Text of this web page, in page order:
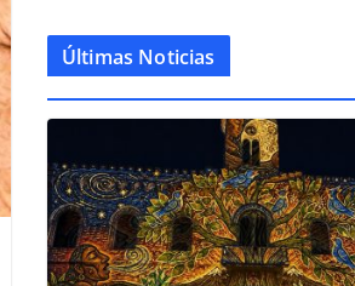
Últimas Noticias